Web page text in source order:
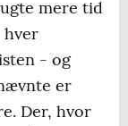
mere tid
hver
- og
er
Der, hvor